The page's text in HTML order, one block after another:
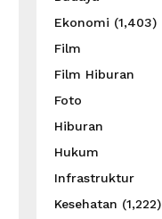
Ekonomi (1,403)
Film
Film Hiburan
Foto
Hiburan
Hukum
Infrastruktur
Kesehatan (1,222)